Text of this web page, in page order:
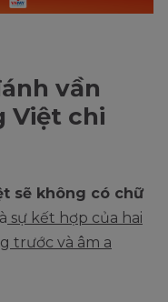
vần
Việt chi
sẽ không có chữ
sự kết hợp của hai
trước và âm a